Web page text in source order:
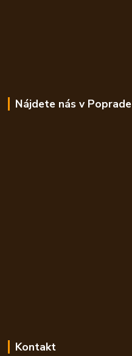
Nájdete nás v Poprade
Kontakt